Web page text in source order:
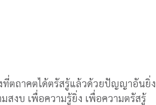
ตถาคตได้ตรัสรู้แล้วด้วยปัญญาอันยิ่ง
สงบ เพื่อความรู้ยิ่ง เพื่อความตรัสรู้